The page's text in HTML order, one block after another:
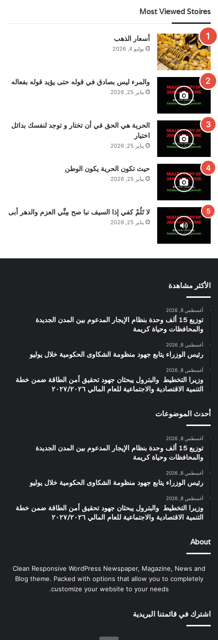
Most Viewed Stoires
أسعار الذهب
يوليو 4, 2026
والمرء ليس بصادق في قوله حتى يؤيد قوله بفعاله
يناير 25, 2026
الحرية هي الحق في أن تختار و توجد لنفسك بدائل
اختيار
يناير 25, 2026
حيث تكون الحرية يكون الوطن
يناير 25, 2026
لا تَلُمْ كفي إذا السيف نبا صح مِنِّي العزم والدهر أبى
يناير 25, 2026
الأكثر مشاهدة
أغسطس 8, 2026
توزيع 15 ألف وحدة بنظام الإيجار المدعوم بين المدن الجديدة
والمحافظات وحياة كريمة
أغسطس 8, 2026
رئيس الوزراء يتابع جهود منظومة الشكاوى الحكومية خلال يوليو
أغسطس 8, 2026
وزيرا التخطيط والبترول يبحثان جهود تحقيق أمن الطاقة ضمن خطة
التنمية الاقتصادية والاجتماعية للعام المالي ٢٠٢٧/٢٠٢٦
أحدث الموضوعات
أغسطس 8, 2026
توزيع 15 ألف وحدة بنظام الإيجار المدعوم بين المدن الجديدة
والمحافظات وحياة كريمة
أغسطس 8, 2026
رئيس الوزراء يتابع جهود منظومة الشكاوى الحكومية خلال يوليو
أغسطس 8, 2026
وزيرا التخطيط والبترول يبحثان جهود تحقيق أمن الطاقة ضمن خطة
التنمية الاقتصادية والاجتماعية للعام المالي ٢٠٢٧/٢٠٢٦
About
Clean Responsive WordPress Newspaper, Magazine, News and
Blog theme. Packed with options that allow you to completely
customize your website to your needs.
اشترك في قائمتنا البريدية